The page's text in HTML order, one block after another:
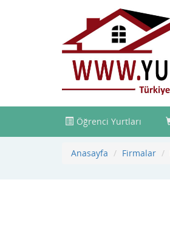
Öğrenci Yurtları
Anasayfa Firmalar